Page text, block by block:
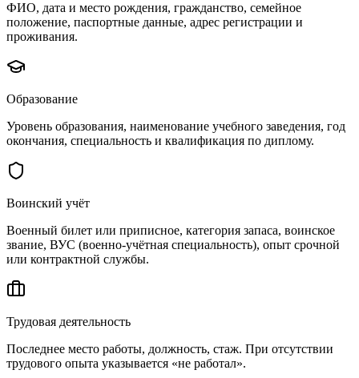
ФИО, дата и место рождения, гражданство, семейное
положение, паспортные данные, адрес регистрации и
проживания.
Образование
Уровень образования, наименование учебного заведения, год
окончания, специальность и квалификация по диплому.
Воинский учёт
Военный билет или приписное, категория запаса, воинское
звание, ВУС (военно-учётная специальность), опыт срочной
или контрактной службы.
Трудовая деятельность
Последнее место работы, должность, стаж. При отсутствии
трудового опыта указывается «не работал».